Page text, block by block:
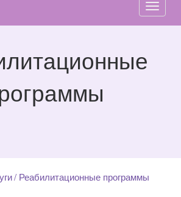
Реабилитационные программы